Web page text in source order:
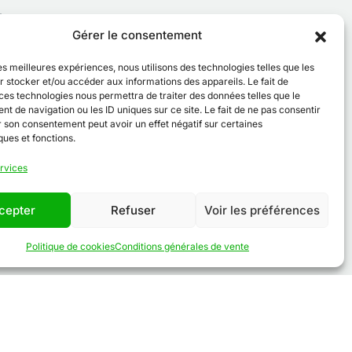
Gérer le consentement
meilleures expériences, nous utilisons des technologies telles que les
stocker et/ou accéder aux informations des appareils. Le fait de
technologies nous permettra de traiter des données telles que le
de navigation ou les ID uniques sur ce site. Le fait de ne pas consentir
son consentement peut avoir un effet négatif sur certaines
et fonctions.
Refuser Voir les préférences
Politique de cookiesConditions générales de vente